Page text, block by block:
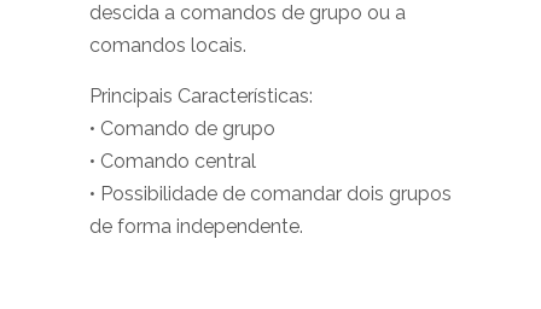
descida a comandos de grupo ou a
comandos locais.
Principais Características:
• Comando de grupo
• Comando central
• Possibilidade de comandar dois grupos
de forma independente.